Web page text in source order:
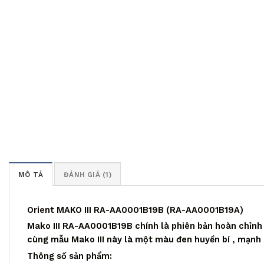
MÔ TẢ ĐÁNH GIÁ (1)
Orient MAKO III RA-AA0001B19B (RA-AA0001B19A)
Mako III RA-AA0001B19B chính là phiên bản hoàn
cùng mẫu Mako III này là một màu đen huyền bí , mạnh
Thông số sản phẩm: